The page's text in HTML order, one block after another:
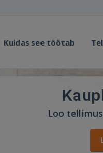
Kuidas see töötab
Loo tellimus